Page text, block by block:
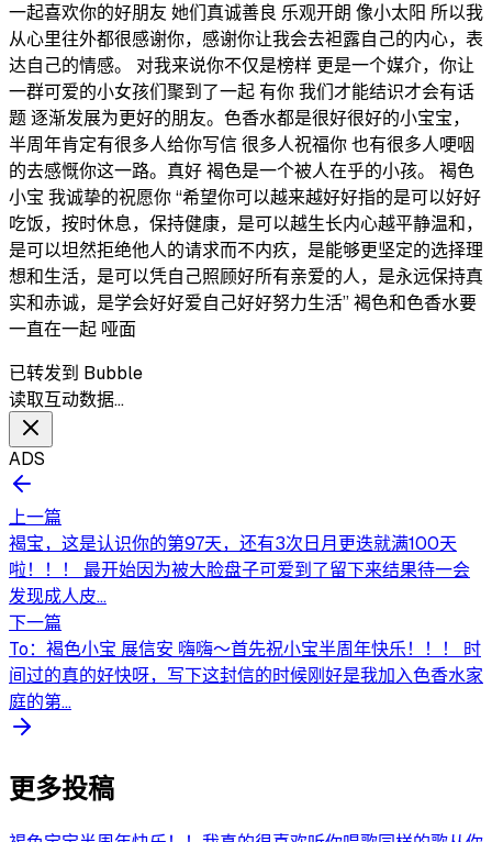
一起喜欢你的好朋友 她们真诚善良 乐观开朗 像小太阳 所以我
从心里往外都很感谢你，感谢你让我会去袒露自己的内心，表
达自己的情感。 对我来说你不仅是榜样 更是一个媒介，你让
一群可爱的小女孩们聚到了一起 有你 我们才能结识才会有话
题 逐渐发展为更好的朋友。色香水都是很好很好的小宝宝，
半周年肯定有很多人给你写信 很多人祝福你 也有很多人哽咽
的去感慨你这一路。真好 褐色是一个被人在乎的小孩。 褐色
小宝 我诚挚的祝愿你 “希望你可以越来越好好指的是可以好好
吃饭，按时休息，保持健康，是可以越生长内心越平静温和，
是可以坦然拒绝他人的请求而不内疚，是能够更坚定的选择理
想和生活，是可以凭自己照顾好所有亲爱的人，是永远保持真
实和赤诚，是学会好好爱自己好好努力生活” 褐色和色香水要
一直在一起 哑面
已转发到 Bubble
读取互动数据…
ADS
上一篇
褐宝，这是认识你的第97天，还有3次日月更迭就满100天
啦！！！ 最开始因为被大脸盘子可爱到了留下来结果待一会
发现成人皮...
下一篇
To：褐色小宝 展信安 嗨嗨～首先祝小宝半周年快乐！！！ 时
间过的真的好快呀，写下这封信的时候刚好是我加入色香水家
庭的第...
更多投稿